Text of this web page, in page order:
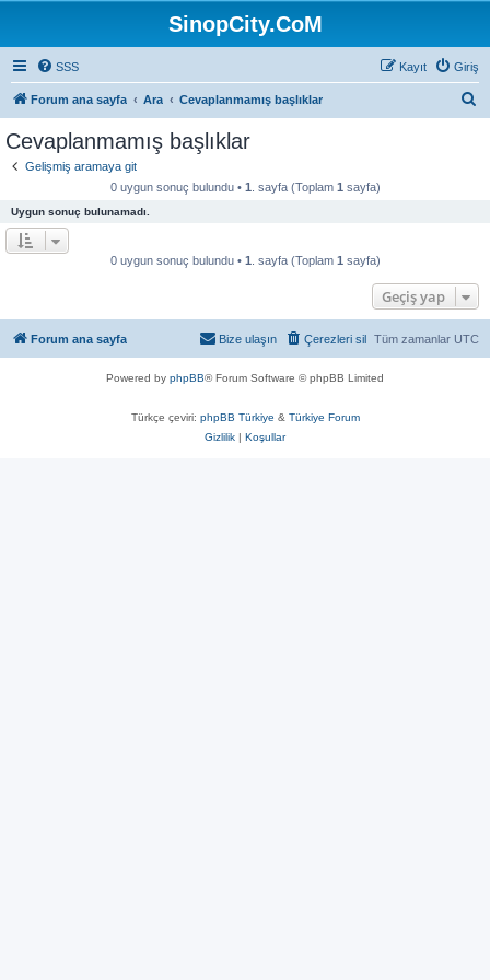
SinopCity.CoM
SSS Giriş
Kayıt
Forum ana sayfa Ara Cevaplanmamış başlıklar
Cevaplanmamış başlıklar
Gelişmiş aramaya git
0 uygun sonuç bulundu • 1 . sayfa (Toplam 1 sayfa)
Uygun sonuç bulunamadı.
0 uygun sonuç bulundu • 1 . sayfa (Toplam 1 sayfa)
Geçiş yap
Forum ana sayfa Tüm zamanlar UTC
Çerezleri sil
Bize ulaşın
Powered by phpBB® Forum Software © phpBB Limited
Türkçe çeviri: phpBB Türkiye & Türkiye Forum
Gizlilik | Koşullar